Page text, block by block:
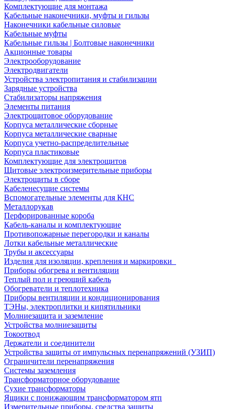
Комплектующие для монтажа
Кабельные наконечники, муфты и гильзы
Наконечники кабельные силовые
Кабельные муфты
Кабельные гильзы | Болтовые наконечники
Акционные товары
Электрооборудование
Электродвигатели
Устройства электропитания и стабилизации
Зарядные устройства
Стабилизаторы напряжения
Элементы питания
Электрощитовое оборудование
Корпуса металлические сборные
Корпуса металлические сварные
Корпуса учетно-распределительные
Корпуса пластиковые
Комплектующие для электрощитов
Щитовые электроизмерительные приборы
Электрощиты в сборе
Кабеленесущие системы
Вспомогательные элементы для КНС
Металлорукав
Перфорированные короба
Кабель-каналы и комплектующие
Противопожарные перегородки и каналы
Лотки кабельные металлические
Трубы и аксессуары
Изделия для изоляции, крепления и маркировки
Приборы обогрева и вентиляции
Теплый пол и греющий кабель
Обогреватели и теплотехника
Приборы вентиляции и кондиционирования
ТЭНы, электроплитки и кипятильники
Молниезащита и заземление
Устройства молниезащиты
Токоотвод
Держатели и соединители
Устройства защиты от импульсных перенапряжений (УЗИП)
Ограничители перенапряжения
Системы заземления
Трансформаторное оборудование
Сухие трансформаторы
Ящики с понижающим трансформатором ятп
Измерительные приборы, средства защиты